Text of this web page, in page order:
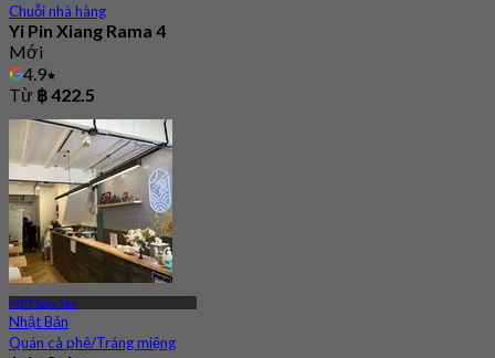
Chuỗi nhà hàng
Yi Pin Xiang Rama 4
Mới
4.9
Từ ฿ 422.5
MRT Sam Yan
Nhật Bản
Quán cà phê/Tráng miệng